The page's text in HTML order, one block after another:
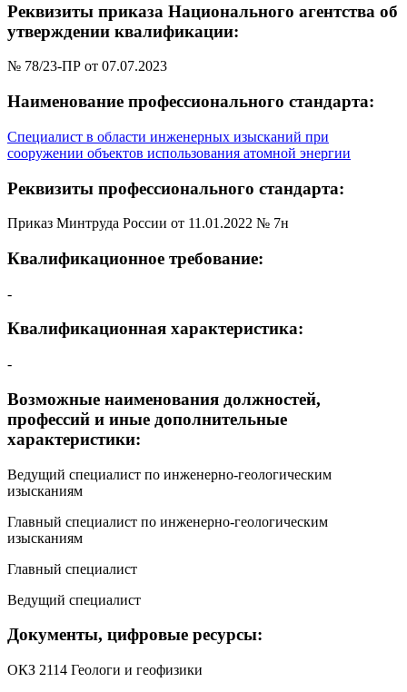
Реквизиты приказа Национального агентства об
утверждении квалификации:
№ 78/23-ПР от 07.07.2023
Наименование профессионального стандарта:
Специалист в области инженерных изысканий при
сооружении объектов использования атомной энергии
Реквизиты профессионального стандарта:
Приказ Минтруда России от 11.01.2022 № 7н
Квалификационное требование:
-
Квалификационная характеристика:
-
Возможные наименования должностей,
профессий и иные дополнительные
характеристики:
Ведущий специалист по инженерно-геологическим
изысканиям
Главный специалист по инженерно-геологическим
изысканиям
Главный специалист
Ведущий специалист
Документы, цифровые ресурсы:
ОКЗ 2114 Геологи и геофизики